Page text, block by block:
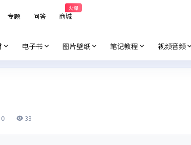
专题 问答 商城
火爆
电子书 图片壁纸 笔记教程 视频音频
0 33